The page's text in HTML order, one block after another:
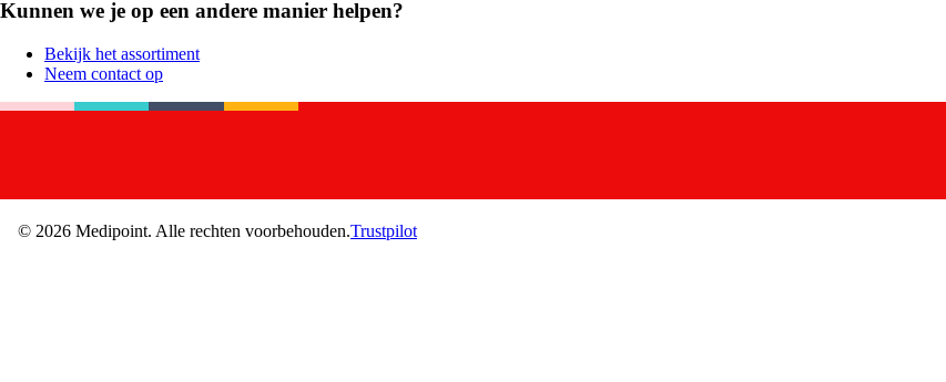
Kunnen we je op een andere manier helpen?
Bekijk het assortiment
Neem contact op
© 2026 Medipoint. Alle rechten voorbehouden.Trustpilot